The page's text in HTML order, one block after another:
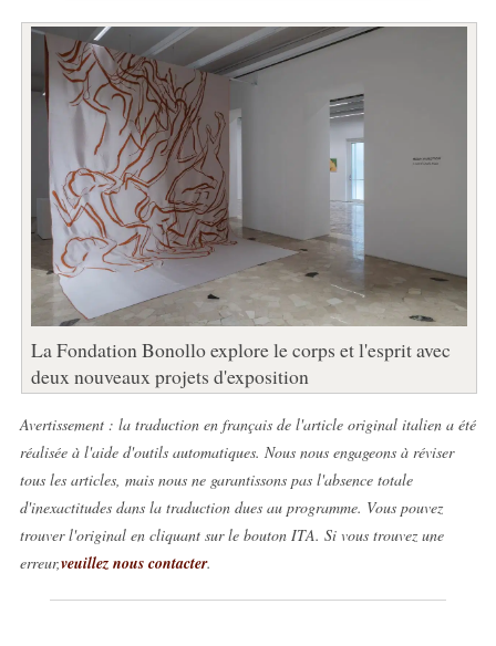
La Fondation Bonollo explore le corps et l'esprit avec
deux nouveaux projets d'exposition
Avertissement : la traduction en français de l'article original italien a été
réalisée à l'aide d'outils automatiques. Nous nous engageons à réviser
tous les articles, mais nous ne garantissons pas l'absence totale
d'inexactitudes dans la traduction dues au programme. Vous pouvez
trouver l'original en cliquant sur le bouton ITA. Si vous trouvez une
erreur,veuillez nous contacter.